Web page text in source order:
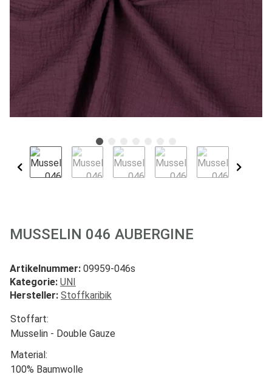
MUSSELIN 046 AUBERGINE
Artikelnummer: 09959-046s
Kategorie: UNI
Hersteller: Stoffkaribik
Stoffart:
Musselin - Double Gauze
Material:
100% Baumwolle